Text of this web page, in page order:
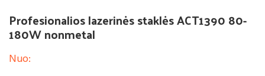
Profesionalios lazerinės staklės ACT1390 80-
180W nonmetal
Nuo: